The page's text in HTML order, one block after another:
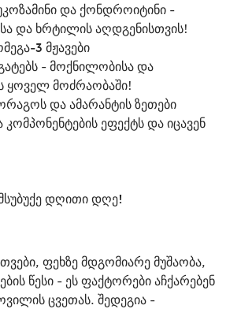
და ქონდროიტინი -
და ხრტილის აღდგენისთვის!
3 მჟავები
- მოქნილობისა და
ყოველ მოძრაობაში!
და ამარანტის ზეთები
კომპონენტების ეფექტს და იცავენ
დღითი დღე!
ფეხზე მდგომიარე მუშაობა,
წესი - ეს ფაქტორები აჩქარებენ
ცვეთას. შედეგია -